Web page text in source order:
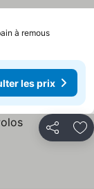
à remous
les prix
Partager